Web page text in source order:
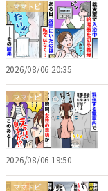
ママトピ
2026/08/06 20:35
ママトピ
2026/08/06 19:50
ママトピ